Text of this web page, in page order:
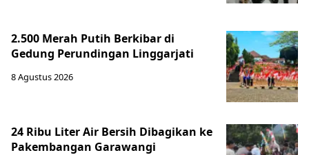
2.500 Merah Putih Berkibar di
Gedung Perundingan Linggarjati
8 Agustus 2026
24 Ribu Liter Air Bersih Dibagikan ke
Pakembangan Garawangi